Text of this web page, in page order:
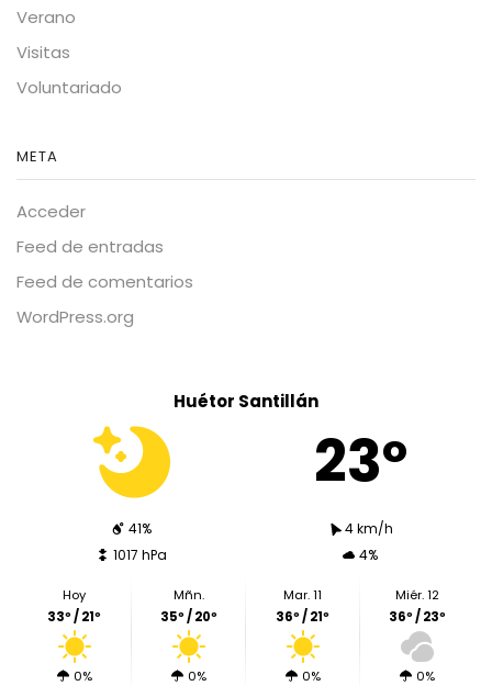
Verano
Visitas
Voluntariado
META
Acceder
Feed de entradas
Feed de comentarios
WordPress.org
Huétor Santillán
23º
41%
4 km/h
1017 hPa
4%
Hoy
33º / 21º
0%
Mñn.
35º / 20º
0%
Mar. 11
36º / 21º
0%
Miér. 12
36º / 23º
0%